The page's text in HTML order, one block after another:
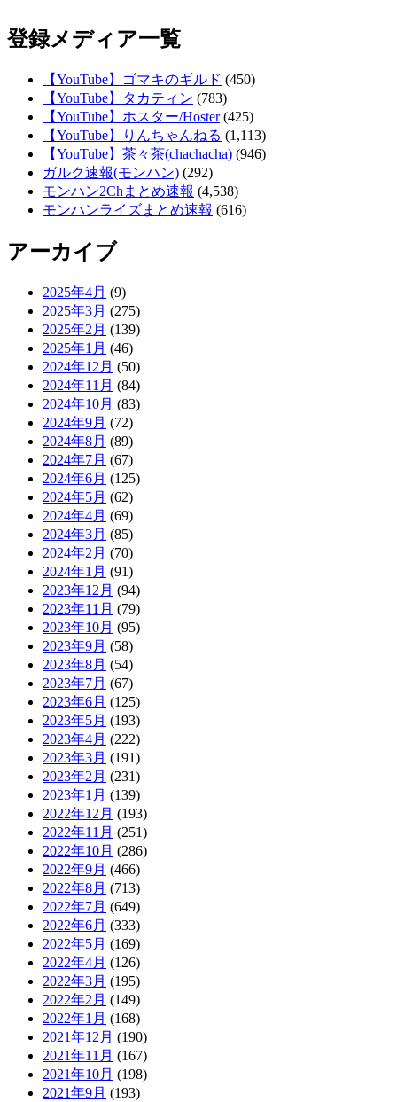
登録メディア一覧
【YouTube】ゴマキのギルド (450)
【YouTube】タカティン (783)
【YouTube】ホスター/Hoster(425)
【YouTube】りんちゃんねる (1,113)
【YouTube】茶々茶(chachacha) (946)
ガルク速報(モンハン) (292)
モンハン2Chまとめ速報 (4,538)
モンハンライズまとめ速報 (616)
アーカイブ
2025年4月 (9)
2025年3月 (275)
2025年2月 (139)
2025年1月 (46)
2024年12月 (50)
2024年11月 (84)
2024年10月 (83)
2024年9月 (72)
2024年8月 (89)
2024年7月 (67)
2024年6月 (125)
2024年5月 (62)
2024年4月 (69)
2024年3月 (85)
2024年2月 (70)
2024年1月 (91)
2023年12月 (94)
2023年11月 (79)
2023年10月 (95)
2023年9月 (58)
2023年8月 (54)
2023年7月 (67)
2023年6月 (125)
2023年5月 (193)
2023年4月 (222)
2023年3月 (191)
2023年2月 (231)
2023年1月 (139)
2022年12月 (193)
2022年11月 (251)
2022年10月 (286)
2022年9月 (466)
2022年8月 (713)
2022年7月 (649)
2022年6月 (333)
2022年5月 (169)
2022年4月 (126)
2022年3月 (195)
2022年2月 (149)
2022年1月 (168)
2021年12月 (190)
2021年11月 (167)
2021年10月 (198)
2021年9月 (193)